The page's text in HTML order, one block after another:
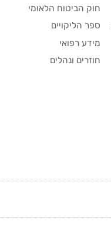
חוק הביטוח הלאומי
ספר הליקויים
מידע רפואי
חוזרים ונהלים